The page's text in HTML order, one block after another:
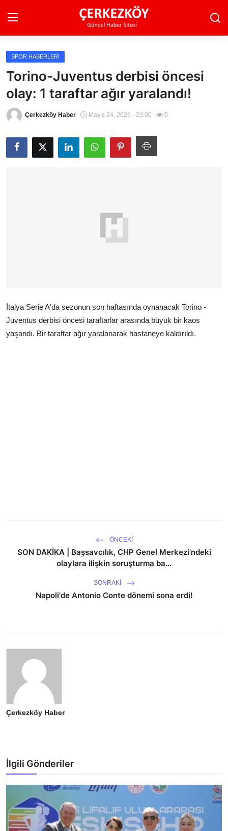
Ana Sayfa
Son Dakika
Ekonomi Haberleri
Magazin Haberleri
SPOR HABERLERI
Torino-Juventus derbisi öncesi
olay: 1 taraftar ağır yaralandı!
Çerkezköy Haber Mayıs 24, 2026 - 23:00 0
İtalya Serie A'da sezonun son haftasında oynanacak Torino -
Juventus derbisi öncesi taraftarlar arasında büyük bir kaos
yaşandı. Bir taraftar ağır yaralanarak hastaneye kaldırıldı.
ÖNCEKI
SON DAKİKA | Başsavcılık, CHP Genel Merkezi'ndeki
olaylara ilişkin soruşturma ba...
SONRAKI
Napoli'de Antonio Conte dönemi sona erdi!
Çerkezköy Haber
İlgili Gönderiler